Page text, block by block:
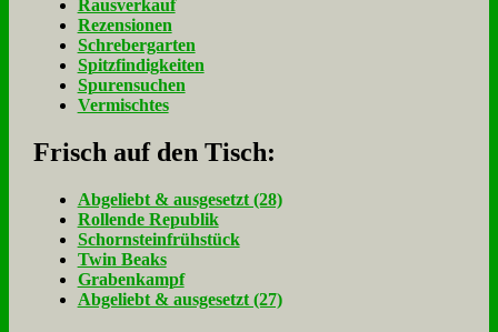
Rausverkauf
Rezensionen
Schrebergarten
Spitzfindigkeiten
Spurensuchen
Vermischtes
Frisch auf den Tisch:
Ab­ge­liebt & aus­ge­setzt (28)
Rol­len­de Re­pu­blik
Schorn­stein­früh­stück
Twin Beaks
Gra­ben­kampf
Ab­ge­liebt & aus­ge­setzt (27)